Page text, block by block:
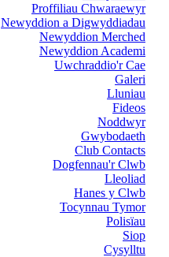
Proffiliau Chwaraewyr
Newyddion a Digwyddiadau
Newyddion Merched
Newyddion Academi
Uwchraddio'r Cae
Galeri
Lluniau
Fideos
Noddwyr
Gwybodaeth
Club Contacts
Dogfennau'r Clwb
Lleoliad
Hanes y Clwb
Tocynnau Tymor
Polisïau
Siop
Cysylltu